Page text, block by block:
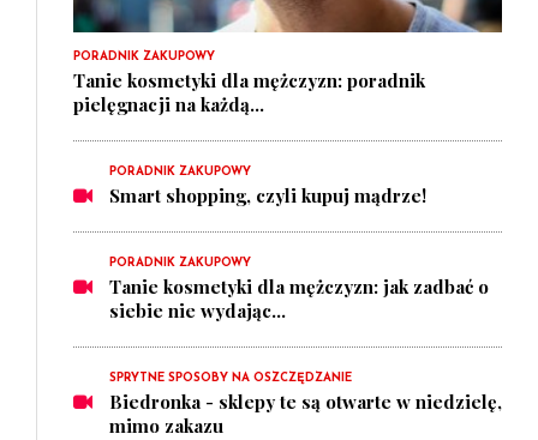
PORADNIK ZAKUPOWY
Tanie kosmetyki dla mężczyzn: poradnik
pielęgnacji na każdą...
PORADNIK ZAKUPOWY
Smart shopping, czyli kupuj mądrze!
PORADNIK ZAKUPOWY
Tanie kosmetyki dla mężczyzn: jak zadbać o
siebie nie wydając...
SPRYTNE SPOSOBY NA OSZCZĘDZANIE
Biedronka - sklepy te są otwarte w niedzielę,
mimo zakazu